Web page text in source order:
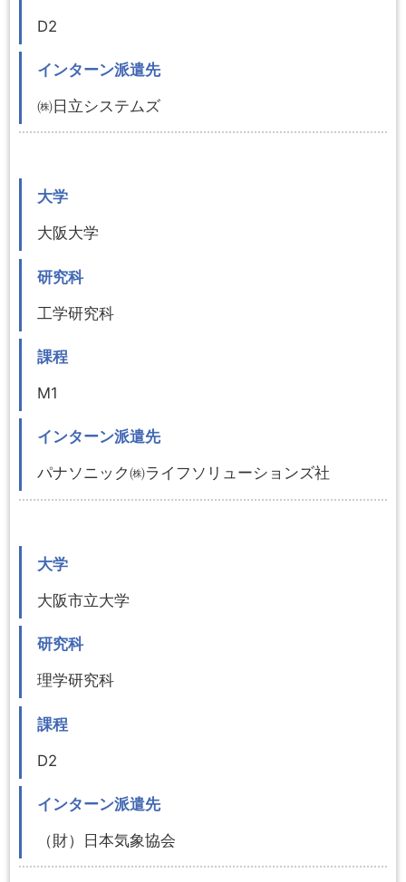
D2
インターン派遣先
㈱日立システムズ
大学
大阪大学
研究科
工学研究科
課程
M1
インターン派遣先
パナソニック㈱ライフソリューションズ社
大学
大阪市立大学
研究科
理学研究科
課程
D2
インターン派遣先
（財）日本気象協会